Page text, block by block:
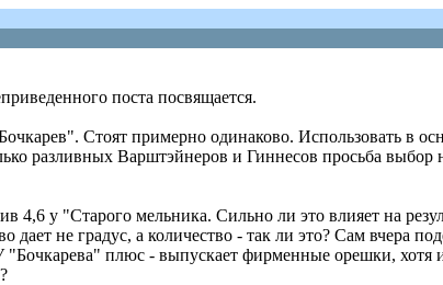
поста посвящается.
Стоят примерно одинаково. Использовать в
разливных Варштэйнеров и Гиннесов просьба выбор
у "Старого мельника. Сильно ли это влияет на
дает не градус, а количество - так ли это? Сам вчера
плюс - выпускает фирменные орешки, хотя